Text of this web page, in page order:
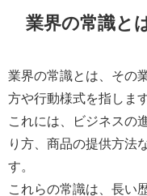
業界の常識と
業界の常識とは、その
方や行動様式を指します
これには、ビジネスの
り方、商品の提供方法
す。
これらの常識は、長い